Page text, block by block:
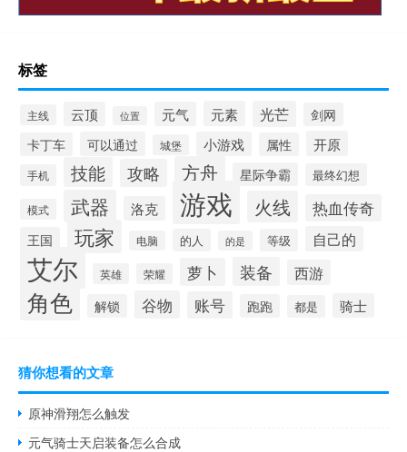
标签
主线 云顶 位置 元气 元素 光芒
剑网
卡丁车
可以通过 城堡 小游戏 属性 开原
手机 技能 攻略 方舟 星际争霸 最终幻想
模式 武器 洛克 游戏 火线 热血传奇
王国 玩家 电脑 的人 的是 等级 自己的
艾尔 英雄 荣耀 萝卜 装备 西游
角色 解锁 谷物 账号 跑跑 都是 骑士
猜你想看的文章
原神滑翔怎么触发
元气骑士天启装备怎么合成